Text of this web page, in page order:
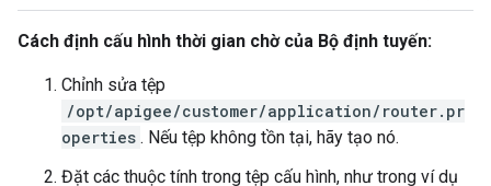
Cách định cấu hình thời gian chờ của Bộ định tuyến:
Chỉnh sửa tệp
/opt/apigee/customer/application/router.pr
operties . Nếu tệp không tồn tại, hãy tạo nó.
Đặt các thuộc tính trong tệp cấu hình, như trong ví dụ